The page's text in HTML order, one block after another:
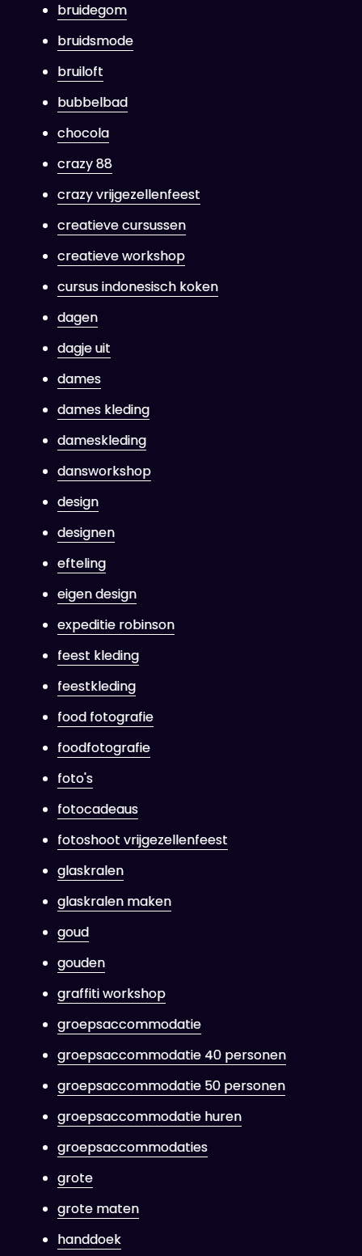
bruidegom
bruidsmode
bruiloft
bubbelbad
chocola
crazy 88
crazy vrijgezellenfeest
creatieve cursussen
creatieve workshop
cursus indonesisch koken
dagen
dagje uit
dames
dames kleding
dameskleding
dansworkshop
design
designen
efteling
eigen design
expeditie robinson
feest kleding
feestkleding
food fotografie
foodfotografie
foto's
fotocadeaus
fotoshoot vrijgezellenfeest
glaskralen
glaskralen maken
goud
gouden
graffiti workshop
groepsaccommodatie
groepsaccommodatie 40 personen
groepsaccommodatie 50 personen
groepsaccommodatie huren
groepsaccommodaties
grote
grote maten
handdoek